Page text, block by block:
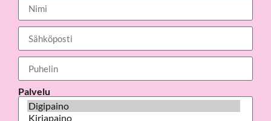
Palvelu